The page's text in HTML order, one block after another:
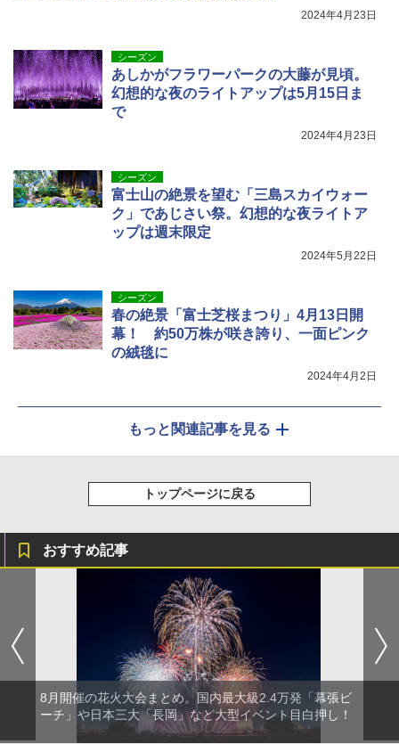
2024年4月23日
シーズン
あしかがフラワーパークの大藤が見頃。
幻想的な夜のライトアップは5月15日ま
で
2024年4月23日
シーズン
富士山の絶景を望む「三島スカイウォー
ク」であじさい祭。幻想的な夜ライトア
ップは週末限定
2024年5月22日
シーズン
春の絶景「富士芝桜まつり」4月13日開
幕！ 約50万株が咲き誇り、一面ピンク
の絨毯に
2024年4月2日
もっと関連記事を見る
トップページに戻る
おすすめ記事
8月開催の花火大会まとめ。国内最大級2.4万発「幕張ビ
ーチ」や日本三大「長岡」など大型イベント目白押し！